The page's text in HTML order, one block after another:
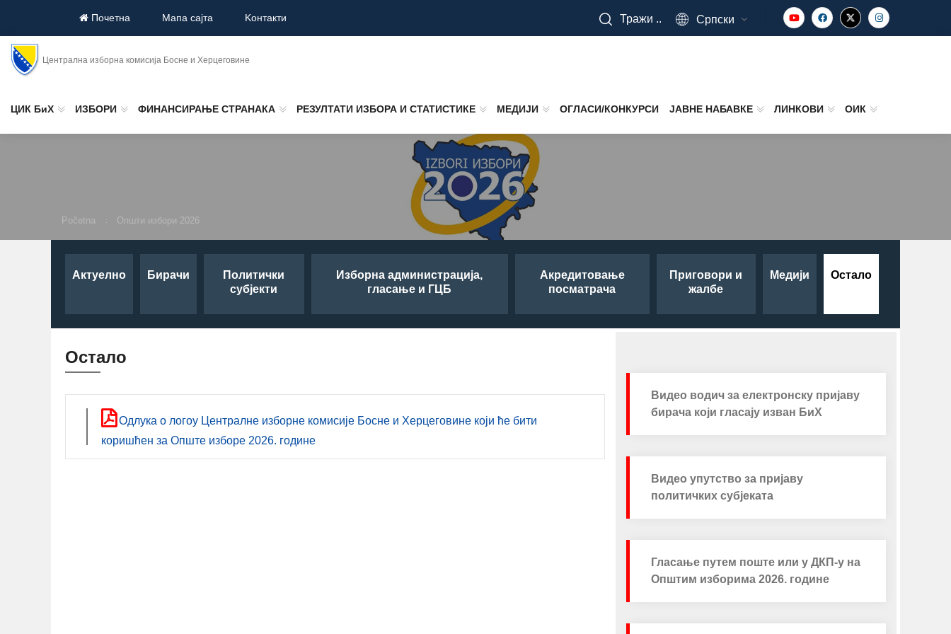
Почетна Мапа сајта Koнтакти Тражи .. Српски
Централна изборна комисија Босне и Херцеговине
ЦИК БиХ ИЗБОРИ ФИНАНСИРАЊЕ СТРАНАКА РЕЗУЛТАТИ ИЗБОРА И СТАТИСТИКЕ МЕДИЈИ ОГЛАСИ/КОНКУРСИ ЈАВНЕ НАБАВКЕ ЛИНКОВИ ОИК
Početna Општи избори 2026
Актуелно Бирачи
Политички
субјекти
Изборна администрација,
гласање и ГЦБ
Aкредитовање
посматрача
Приговори и
жалбе
Медији Остало
Остало
Одлукa о логоу Централне изборне комисије Босне и Херцеговине који ће бити
коришћен за Опште изборе 2026. године
Видео водич за електронску пријаву
бирача који гласају изван БиХ
Видео упутство за пријаву
политичких субјеката
Гласање путем поште или у ДКП-у на
Општим изборима 2026. године